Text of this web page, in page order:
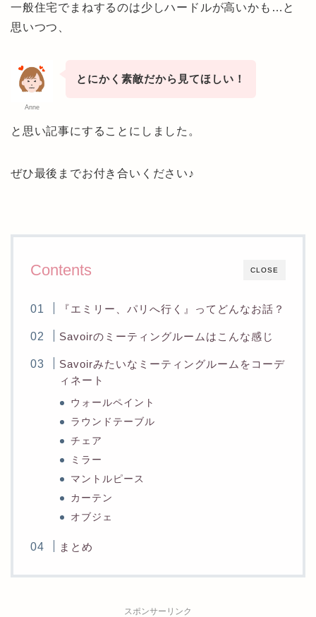
一般住宅でまねするのは少しハードルが高いかも…と
思いつつ、
Anne
とにかく素敵だから見てほしい！
と思い記事にすることにしました。
ぜひ最後までお付き合いください♪
CLOSE
Contents
『エミリー、パリへ行く』ってどんなお話？
Savoirのミーティングルームはこんな感じ
Savoirみたいなミーティングルームをコーデ
ィネート
ウォールペイント
ラウンドテーブル
チェア
ミラー
マントルピース
カーテン
オブジェ
まとめ
スポンサーリンク